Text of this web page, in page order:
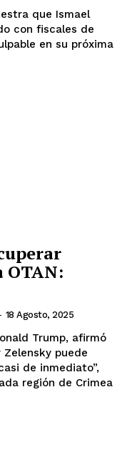
que Ismael
con fiscales de
en su próxima
18 Agosto, 2025
Trump, afirmó
puede
de inmediato”,
región de Crimea